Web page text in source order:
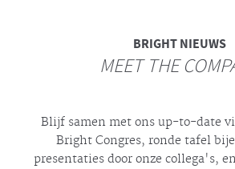
BRIGHTNIEUWS
MEET THE
Blijf samen met ons up-to-date
Bright Congres, ronde tafel
presentaties door onze collega's,